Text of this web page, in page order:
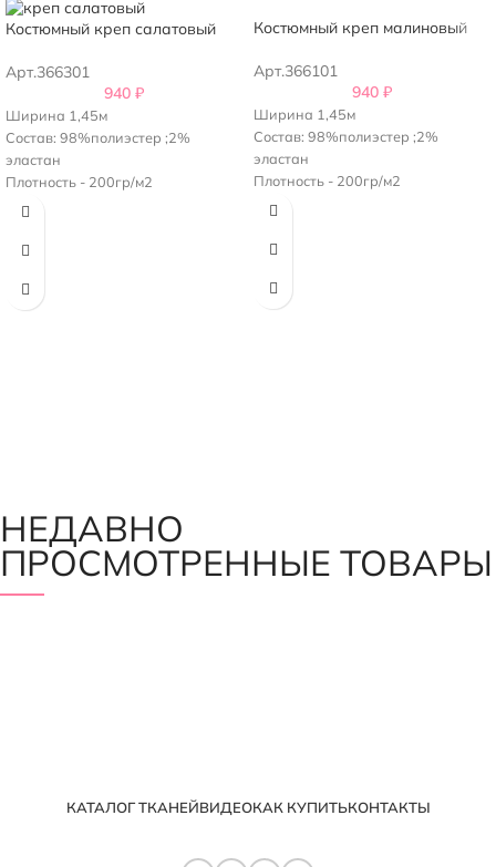
Костюмный креп салатовый
Арт.366301
940 ₽
Ширина 1,45м
Состав: 98%полиэстер ;2%
эластан
Плотность - 200гр/м2
Костюмный креп малиновый
Арт.366101
940 ₽
Ширина 1,45м
Состав: 98%полиэстер ;2%
эластан
Плотность - 200гр/м2
НЕДАВНО
ПРОСМОТРЕННЫЕ ТОВАРЫ
КАТАЛОГ ТКАНЕЙВИДЕОКАК КУПИТЬКОНТАКТЫ